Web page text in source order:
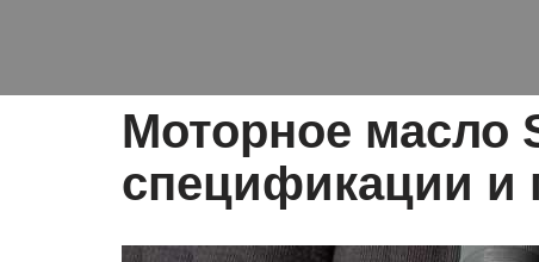
Моторное масло
спецификации и